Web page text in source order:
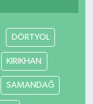
DÖRTYOL
KIRIKHAN
SAMANDAĞ